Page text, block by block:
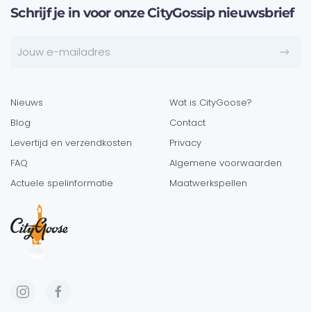
Schrijf je in voor onze CityGossip nieuwsbrief
Nieuws
Blog
Levertijd en verzendkosten
FAQ
Actuele spelinformatie
Wat is CityGoose?
Contact
Privacy
Algemene voorwaarden
Maatwerkspellen